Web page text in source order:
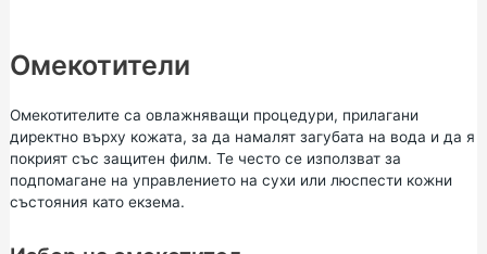
Омекотители
Омекотителите са овлажняващи процедури, прилагани
директно върху кожата, за да намалят загубата на вода и да я
покрият със защитен филм. Те често се използват за
подпомагане на управлението на сухи или люспести кожни
състояния като екзема.